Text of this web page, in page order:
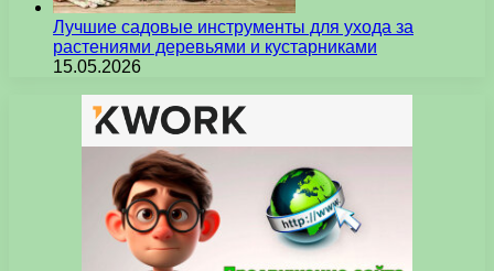
Лучшие садовые инструменты для ухода за
растениями деревьями и кустарниками
15.05.2026